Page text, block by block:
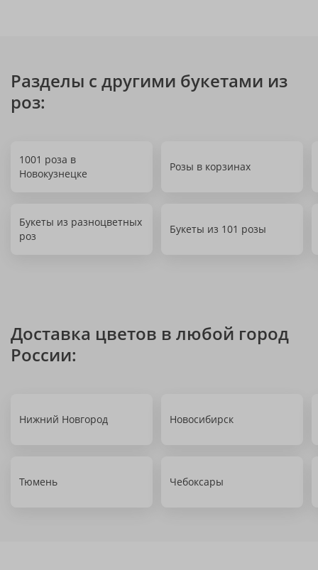
Разделы с другими букетами из
роз:
1001 роза в
Новокузнецке
Розы в корзинах
Букеты из разноцветных
роз
Букеты из 101 розы
Доставка цветов в любой город
России:
Нижний Новгород Новосибирск
Тюмень Чебоксары